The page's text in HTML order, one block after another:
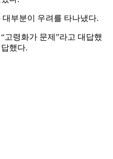
부분이 우려를 타나냈다.
고령화가 문제”라고 대답했
했다.